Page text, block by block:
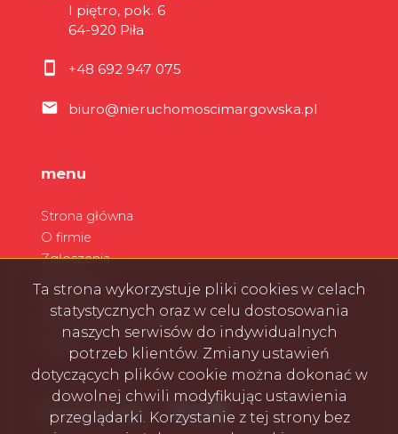
I piętro, pok. 6
64-920 Piła
+48 692 947 075
biuro@nieruchomoscimargowska.pl
menu
Strona główna
O firmie
Zgłoszenia
Zarządzanie wynajmem
social media Facebook
Facebook
Facebook
Facebook
Ta strona wykorzystuje pliki cookies w celach
statystycznych oraz w celu dostosowania
naszych serwisów do indywidualnych
potrzeb klientów. Zmiany ustawień
dotyczących plików cookie można dokonać w
dowolnej chwili modyfikując ustawienia
przeglądarki. Korzystanie z tej strony bez